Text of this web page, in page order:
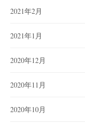
2021年2月
2021年1月
2020年12月
2020年11月
2020年10月